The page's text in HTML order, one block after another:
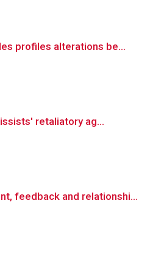
profiles alterations be...
retaliatory ag...
feedback and relationshi...